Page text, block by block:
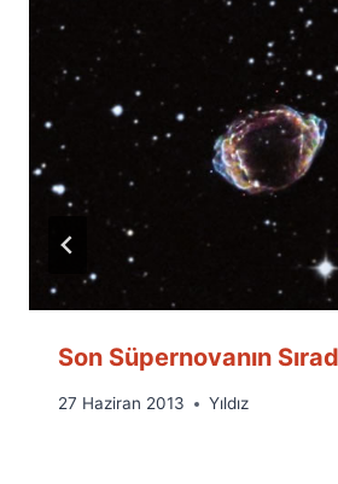
Son Süpernovanın
By
27 Haziran 2013 Yıldız